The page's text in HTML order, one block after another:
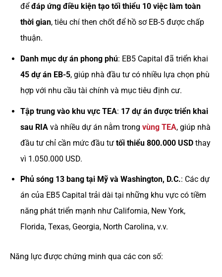
để đáp ứng điều kiện tạo tối thiểu 10 việc làm toàn
thời gian, tiêu chí then chốt để hồ sơ EB-5 được chấp
thuận.
Danh mục dự án phong phú: EB5 Capital đã triển khai
45 dự án EB-5, giúp nhà đầu tư có nhiều lựa chọn phù
hợp với nhu cầu tài chính và mục tiêu định cư.
Tập trung vào khu vực TEA: 17 dự án được triển khai
sau RIAvà nhiều dự án nằm trong vùng TEA, giúp nhà
đầu tư chỉ cần mức đầu tư tối thiểu 800.000 USDthay
vì 1.050.000 USD.
Phủ sóng 13 bang tại Mỹ và Washington, D.C.: Các dự
án của EB5 Capital trải dài tại những khu vực có tiềm
năng phát triển mạnh như California, New York,
Florida, Texas, Georgia, North Carolina, v.v.
Năng lực được chứng minh qua các con số: